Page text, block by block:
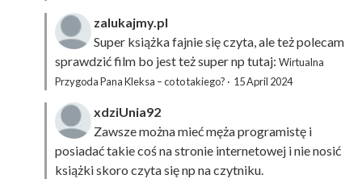
zalukajmy.pl
Super książka fajnie się czyta, ale też polecam
sprawdzić film bo jest też super np tutaj: Wirtualna
Przygoda Pana Kleksa – co to takiego? · 15 April 2024
xdziUnia92
Zawsze można mieć męża programistę i
posiadać takie coś na stronie internetowej i nie nosić
książki skoro czyta się np na czytniku.